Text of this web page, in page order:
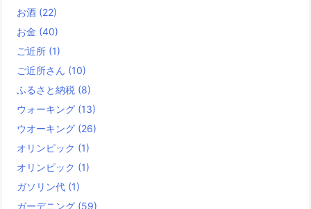
お酒 (22)
お金 (40)
ご近所 (1)
ご近所さん (10)
ふるさと納税 (8)
ウォーキング (13)
ウオーキング (26)
オリンピック (1)
オリンピック (1)
ガソリン代 (1)
ガーデニング (59)